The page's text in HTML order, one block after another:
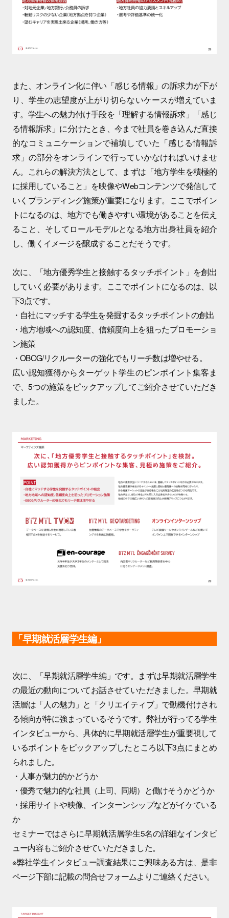
また、オンライン化に伴い「感じる情報」の訴求力が下が
り、学生の志望度が上がり切らないケースが増えていま
す。学生への魅力付け手段を「理解する情報訴求」「感じ
る情報訴求」に分けたとき、今まで社員を巻き込んだ直接
的なコミュニケーションで補填していた「感じる情報訴
求」の部分をオンラインで行っていかなければいけませ
ん。これらの解決方法として、まずは「地方学生を積極的
に採用していること」を映像やWebコンテンツで発信して
いくブランディング施策が重要になります。ここでポイン
トになるのは、地方でも働きやすい環境があることを伝え
ること、そしてロールモデルとなる地方出身社員を紹介
し、働くイメージを醸成することだそうです。
次に、「地方優秀学生と接触するタッチポイント」を創出
していく必要があります。ここでポイントになるのは、以
下3点です。
・自社にマッチする学生を発掘するタッチポイントの創出
・地方地域への認知度、信頼度向上を狙ったプロモーショ
ン施策
・OBOG/リクルーターの強化でもリーチ数は増やせる。
広い認知獲得からターゲット学生のピンポイント集客ま
で、5つの施策をピックアップしてご紹介させていただき
ました。
「早期就活層学生編」
次に、「早期就活層学生編」です。まずは早期就活層学生
の最近の動向についてお話させていただきました。早期就
活層は「人の魅力」と「クリエイティブ」で動機付けされ
る傾向が特に強まっているそうです。弊社が行ってる学生
インタビューから、具体的に早期就活層学生が重要視して
いるポイントをピックアップしたところ以下3点にまとめ
られました。
・人事が魅力的かどうか
・優秀で魅力的な社員（上司、同期）と働けそうかどうか
・採用サイトや映像、インターンシップなどがイケている
か
セミナーではさらに早期就活層学生5名の詳細なインタビ
ュー内容もご紹介させていただきました。
※弊社学生インタビュー調査結果にご興味ある方は、是非
ページ下部に記載の問合せフォームよりご連絡ください。